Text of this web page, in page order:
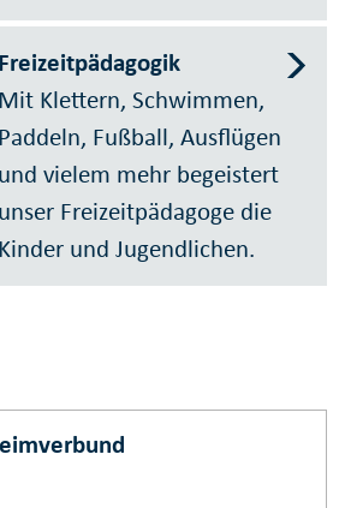
Freizeitpädagogik
Mit Klettern, Schwimmen,
Paddeln, Fußball, Ausflügen
und vielem mehr begeistert
unser Freizeitpädagoge die
Kinder und Jugendlichen.